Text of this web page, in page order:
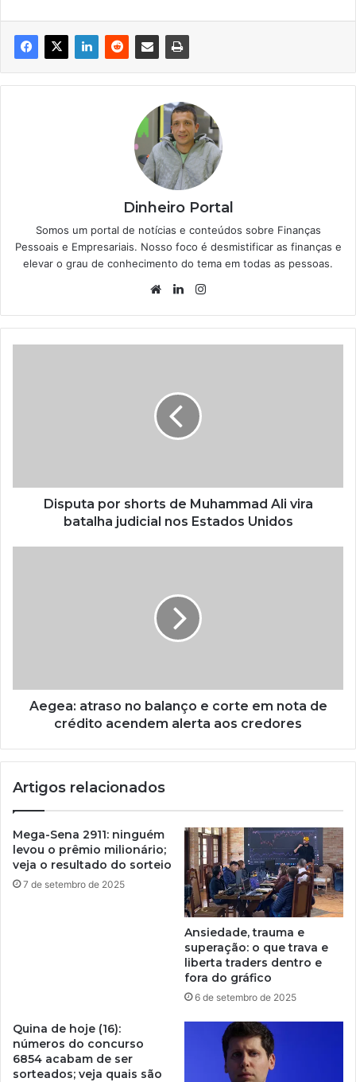
Dinheiro Portal
Somos um portal de notícias e conteúdos sobre Finanças
Pessoais e Empresariais. Nosso foco é desmistificar as finanças e
elevar o grau de conhecimento do tema em todas as pessoas.
WebsiteLinkedin
Disputa por shorts de Muhammad Ali vira
batalha judicial nos Estados Unidos
Aegea: atraso no balanço e corte em nota de
crédito acendem alerta aos credores
Artigos relacionados
Mega-Sena 2911: ninguém
levou o prêmio milionário;
veja o resultado do sorteio
7 de setembro de 2025
Ansiedade, trauma e
superação: o que trava e
liberta traders dentro e
fora do gráfico
6 de setembro de 2025
Quina de hoje (16):
números do concurso
6854 acabam de ser
sorteados; veja quais são